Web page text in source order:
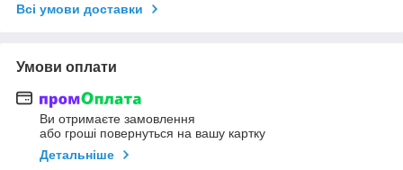
Всі умови доставки
Умови оплати
Ви отримаєте замовлення
або гроші повернуться на вашу картку
Детальніше